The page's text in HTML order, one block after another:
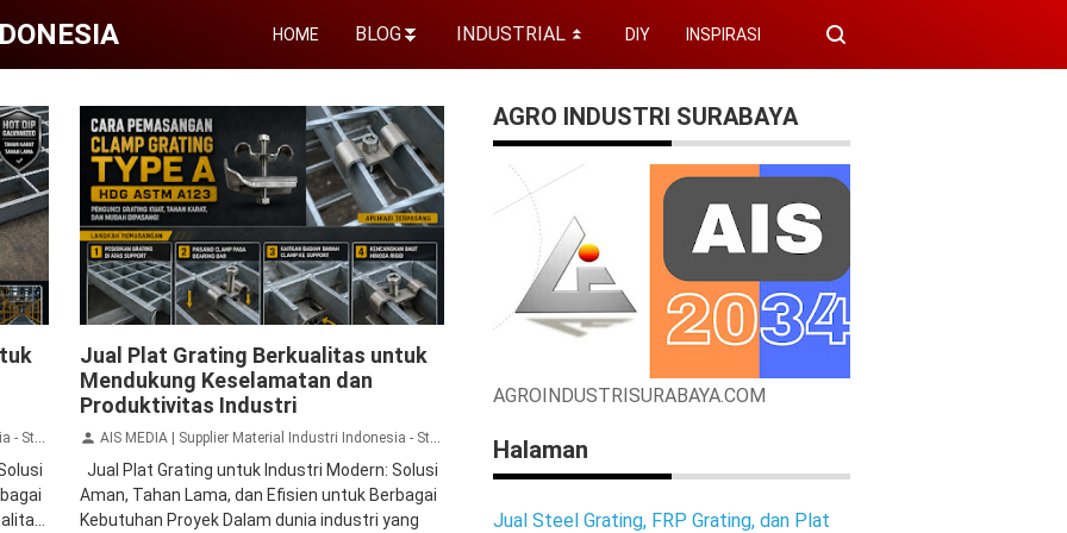
HOME BLOG⏬ INDUSTRIAL ⏬ DIY INSPIRASI
Plate, Wiremesh
Jual Steel Grating Plat Grating
Jual Plat Grating Berkualitas untuk
Mendukung Keselamatan dan
Produktivitas Industri
AIS MEDIA | Supplier Material Industri Indonesia - Steel Grating, Plat Besi, Plat Stainless Steel, Plat Timbal Hitam PB, Lead Glass, Rockwool, Glasswool, Expanded Metal, Perforated Plate, Wiremesh
Jual Plat Grating untuk Industri Modern: Solusi
Aman, Tahan Lama, dan Efisien untuk Berbagai
Kebutuhan Proyek Dalam dunia industri yang
AGRO INDUSTRI SURABAYA
AGROINDUSTRISURABAYA.COM
Halaman
Jual Steel Grating, FRP Grating, dan Plat